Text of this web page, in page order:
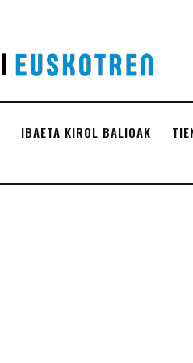
IBAETA KIROL BALIOAK